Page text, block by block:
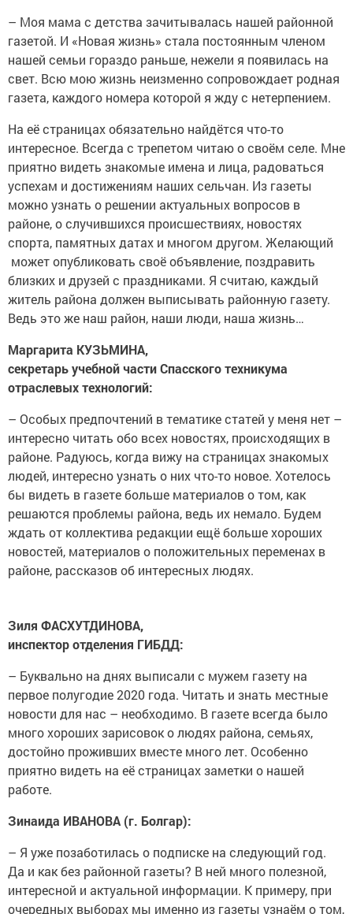
– Моя мама с детства зачитывалась нашей районной
газетой. И «Новая жизнь» стала постоянным членом
нашей семьи гораздо раньше, нежели я появилась на
свет. Всю мою жизнь неизменно сопровождает родная
газета, каждого номера которой я жду с нетерпением.
На её страницах обязательно найдётся что-то
интересное. Всегда с трепетом читаю о своём селе. Мне
приятно видеть знакомые имена и лица, радоваться
успехам и достижениям наших сельчан. Из газеты
можно узнать о решении актуальных вопросов в
районе, о случившихся происшествиях, новостях
спорта, памятных датах и многом другом. Желающий
может опубликовать своё объявление, поздравить
близких и друзей с праздниками. Я считаю, каждый
житель района должен выписывать районную газету.
Ведь это же наш район, наши люди, наша жизнь…
Маргарита КУЗЬМИНА,
секретарь учебной части Спасского техникума
отраслевых технологий:
– Особых предпочтений в тематике статей у меня нет –
интересно читать обо всех новостях, происходящих в
районе. Радуюсь, когда вижу на страницах знакомых
людей, интересно узнать о них что-то новое. Хотелось
бы видеть в газете больше материалов о том, как
решаются проблемы района, ведь их немало. Будем
ждать от коллектива редакции ещё больше хороших
новостей, материалов о положительных переменах в
районе, рассказов об интересных людях.
Зиля ФАСХУТДИНОВА,
инспектор отделения ГИБДД:
– Буквально на днях выписали с мужем газету на
первое полугодие 2020 года. Читать и знать местные
новости для нас – необходимо. В газете всегда было
много хороших зарисовок о людях района, семьях,
достойно проживших вместе много лет. Особенно
приятно видеть на её страницах заметки о нашей
работе.
Зинаида ИВАНОВА (г. Болгар):
– Я уже позаботилась о подписке на следующий год.
Да и как без районной газеты? В ней много полезной,
интересной и актуальной информации. К примеру, при
очередных выборах мы именно из газеты узнаём о том,